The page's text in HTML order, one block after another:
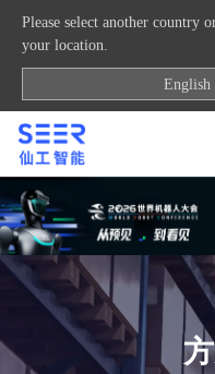
Please select another country
your location.
English